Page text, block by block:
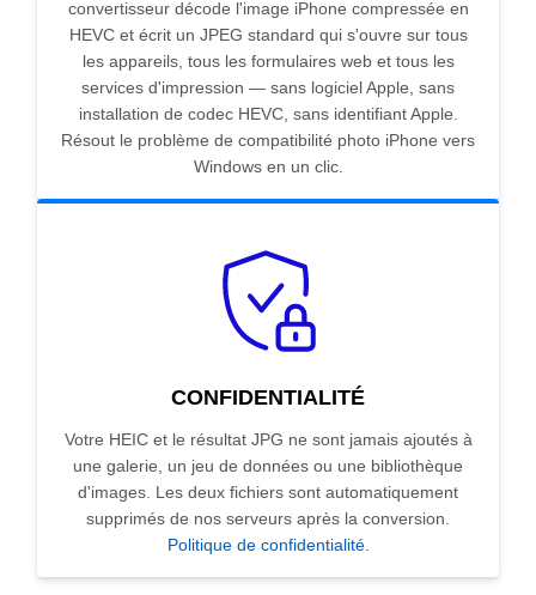
convertisseur décode l'image iPhone compressée en
HEVC et écrit un JPEG standard qui s'ouvre sur tous
les appareils, tous les formulaires web et tous les
services d'impression — sans logiciel Apple, sans
installation de codec HEVC, sans identifiant Apple.
Résout le problème de compatibilité photo iPhone vers
Windows en un clic.
CONFIDENTIALITÉ
Votre HEIC et le résultat JPG ne sont jamais ajoutés à
une galerie, un jeu de données ou une bibliothèque
d'images. Les deux fichiers sont automatiquement
supprimés de nos serveurs après la conversion.
Politique de confidentialité.